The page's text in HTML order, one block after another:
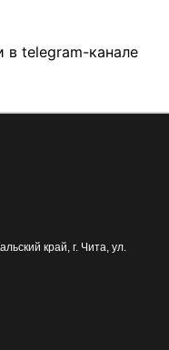
в telegram-канале
край, г. Чита ул.